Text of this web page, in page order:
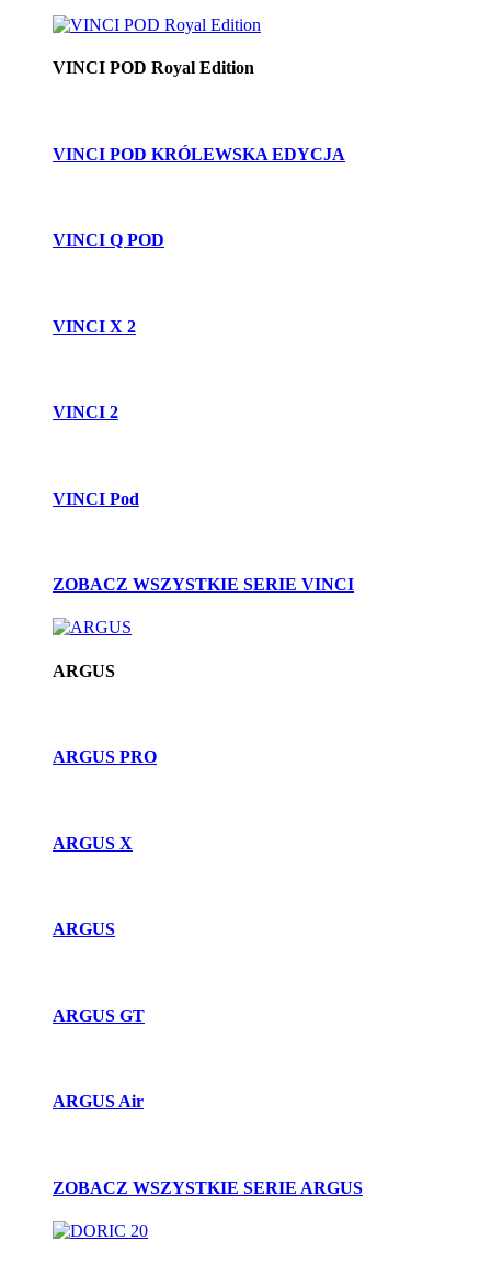
VINCI POD Royal Edition
VINCI POD KRÓLEWSKA EDYCJA
VINCI Q POD
VINCI X 2
VINCI 2
VINCI Pod
ZOBACZ WSZYSTKIE SERIE VINCI
ARGUS
ARGUS PRO
ARGUS X
ARGUS
ARGUS GT
ARGUS Air
ZOBACZ WSZYSTKIE SERIE ARGUS